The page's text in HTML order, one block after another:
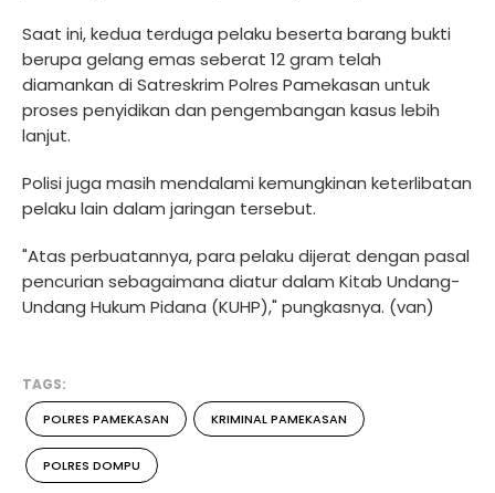
Saat ini, kedua terduga pelaku beserta barang bukti
berupa gelang emas seberat 12 gram telah
diamankan di Satreskrim Polres Pamekasan untuk
proses penyidikan dan pengembangan kasus lebih
lanjut.
Polisi juga masih mendalami kemungkinan keterlibatan
pelaku lain dalam jaringan tersebut.
"Atas perbuatannya, para pelaku dijerat dengan pasal
pencurian sebagaimana diatur dalam Kitab Undang-
Undang Hukum Pidana (KUHP)," pungkasnya. (van)
TAGS:
POLRES PAMEKASAN KRIMINAL PAMEKASAN
POLRES DOMPU